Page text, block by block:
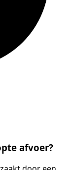
afvoer?